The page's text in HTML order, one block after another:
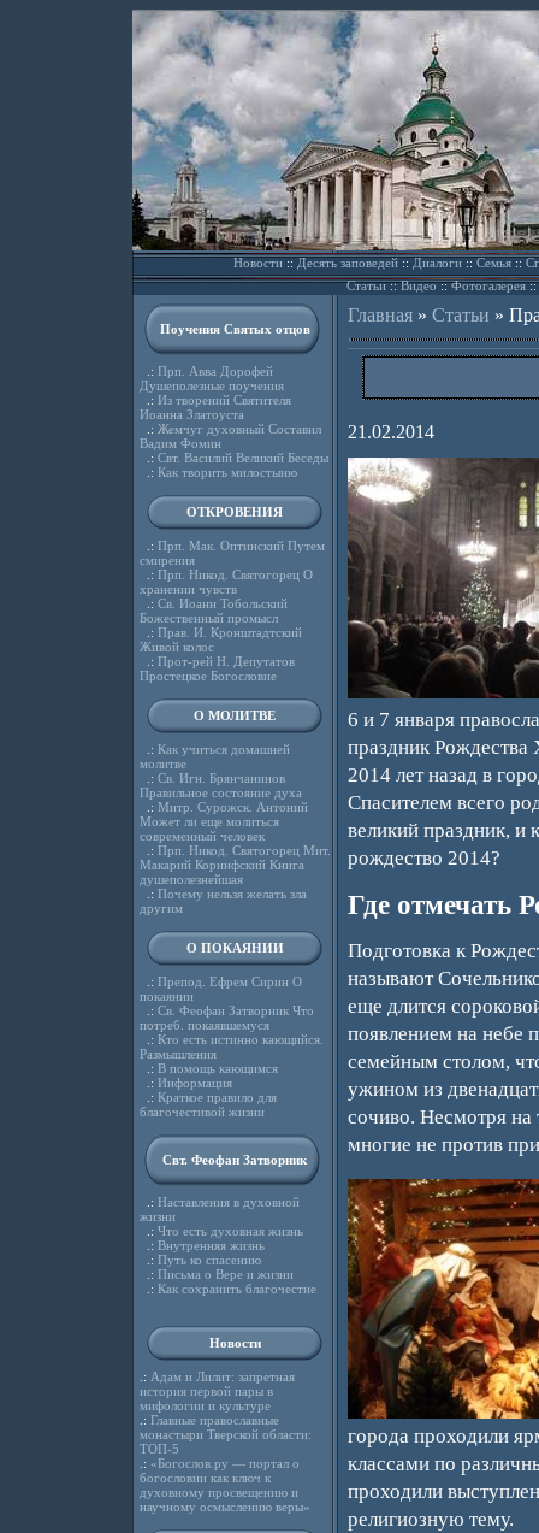
Новости::Десять заповедей::Диалоги::Семья::
Статьи::Видео ::Фотогалерея::
Поучения Святых отцов
.: Прп. Авва Дорофей
Душеполезные поучения
.: Из творений Святителя
Иоанна Златоуста
.: Жемчуг духовный Составил
Вадим Фомин
.: Свт. Василий Великий Беседы
.: Как творить милостыню
ОТКРОВЕНИЯ
.: Прп. Мак. Оптинский Путем
смирения
.: Прп. Никод. Святогорец О
хранении чувств
.: Св. Иоанн Тобольский
Божественный промысл
.: Прав. И. Кронштадтский
Живой колос
.: Прот-рей Н. Депутатов
Простецкое Богословие
О МОЛИТВЕ
.: Как учиться домашней
молитве
.: Св. Игн. Брянчанинов
Правильное состояние духа
.: Митр. Сурожск. Антоний
Может ли еще молиться
современный человек
.: Прп. Никод. Святогорец Мит.
Макарий Коринфский Книга
душеполезнейшая
.: Почему нельзя желать зла
другим
О ПОКАЯНИИ
.: Препод. Ефрем Сирин О
покаянии
.: Св. Феофан Затворник Что
потреб. покаявшемуся
.: Кто есть истинно кающийся.
Размышления
.: В помощь кающимся
.: Информация
.: Краткое правило для
благочестивой жизни
Свт. Феофан Затворник
.: Наставления в духовной
жизни
.: Что есть духовная жизнь
.: Внутренняя жизнь
.: Путь ко спасению
.: Письма о Вере и жизни
.: Как сохранить благочестие
Новости
.: Адам и Лилит: запретная
история первой пары в
мифологии и культуре
.: Главные православные
монастыри Тверской области:
ТОП-5
.: «Богослов.ру — портал о
богословии как ключ к
духовному просвещению и
научному осмыслению веры»
Главная» Статьи »
21.02.2014
6 и 7 января
праздник Рождества
2014 лет назад в
Спасителем всего
великий праздник, и
рождество 2014?
Где отмечать
Подготовка к
называют
еще длится
появлением на небе
семейным столом,
ужином из
сочиво. Несмотря на
многие не против
города проходили
классами по
проходили
религиозную тему.